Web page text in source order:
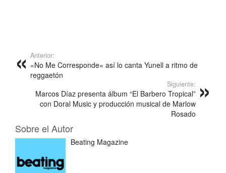
Anterior:
«No Me Corresponde» así lo canta Yunell a ritmo de
reggaetón
Siguiente:
Marcos Díaz presenta álbum “El Barbero Tropical”
con Doral Music y producción musical de Marlow
Rosado
Sobre el Autor
Beating Magazine